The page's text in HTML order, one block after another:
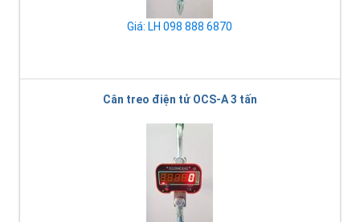
Giá: LH 098 888 6870
Cân treo điện tử OCS-A 3 tấn